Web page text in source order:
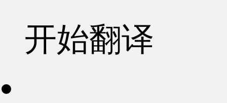
开始翻译